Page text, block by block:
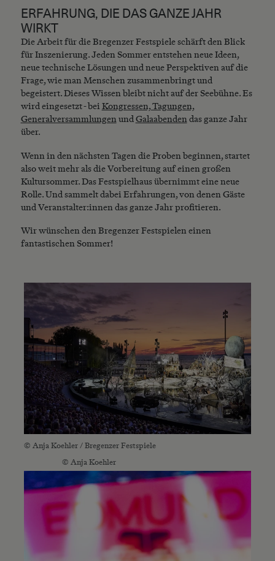
ERFAHRUNG, DIE DAS GANZE JAHR
WIRKT
Die Arbeit für die Bregenzer Festspiele schärft den Blick
für Inszenierung. Jeden Sommer entstehen neue Ideen,
neue technische Lösungen und neue Perspektiven auf die
Frage, wie man Menschen zusammenbringt und
begeistert. Dieses Wissen bleibt nicht auf der Seebühne. Es
wird eingesetzt - beiKongressen, Tagungen,
GeneralversammlungenundGalaabendendas ganze Jahr
über.
Wenn in den nächsten Tagen die Proben beginnen, startet
also weit mehr als die Vorbereitung auf einen großen
Kultursommer. Das Festspielhaus übernimmt eine neue
Rolle. Und sammelt dabei Erfahrungen, von denen Gäste
und Veranstalter:innen das ganze Jahr profitieren.
Wir wünschen den Bregenzer Festspielen einen
fantastischen Sommer!
© Anja Koehler / Bregenzer Festspiele
© Anja Koehler